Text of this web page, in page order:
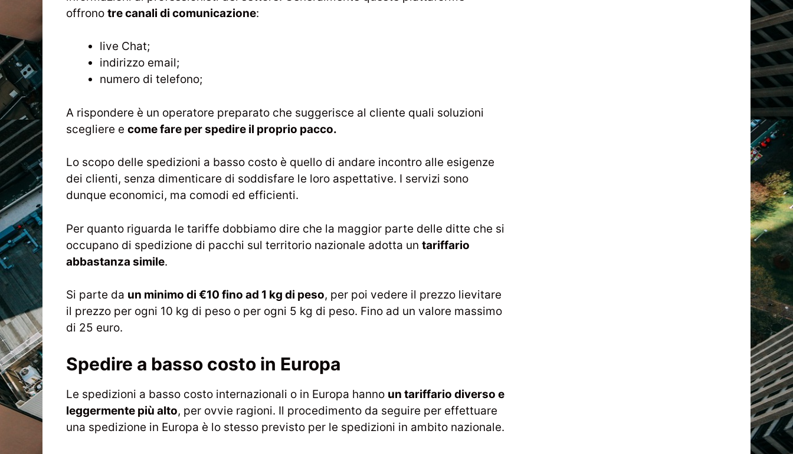
offrono tre canali di comunicazione:
live Chat;
indirizzo email;
numero di telefono;
A rispondere è un operatore preparato che suggerisce al cliente quali soluzioni
scegliere e come fare per spedire il proprio pacco.
Lo scopo delle spedizioni a basso costo è quello di andare incontro alle esigenze
dei clienti, senza dimenticare di soddisfare le loro aspettative. I servizi sono
dunque economici, ma comodi ed efficienti.
Per quanto riguarda le tariffe dobbiamo dire che la maggior parte delle ditte che si
occupano di spedizione di pacchi sul territorio nazionale adotta un tariffario
abbastanza simile.
Si parte da un minimo di €10 fino ad 1 kg di peso, per poi vedere il prezzo lievitare
il prezzo per ogni 10 kg di peso o per ogni 5 kg di peso. Fino ad un valore massimo
di 25 euro.
Spedire a basso costo in Europa
Le spedizioni a basso costo internazionali o in Europa hanno un tariffario diverso e
leggermente più alto, per ovvie ragioni. Il procedimento da seguire per effettuare
una spedizione in Europa è lo stesso previsto per le spedizioni in ambito nazionale.